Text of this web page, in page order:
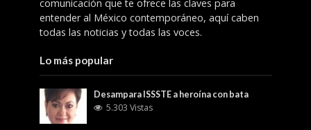
comunicación que te ofrece las claves para
entender al México contemporáneo, aquí caben
todas las noticias y todas las voces.
Lo más popular
Desampara ISSSTE a heroína con bata
5.303 Vistas